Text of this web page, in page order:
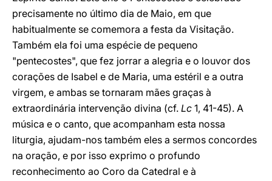
precisamente no último dia de Maio, em que
habitualmente se comemora a festa da Visitação.
Também ela foi uma espécie de pequeno
"pentecostes", que fez jorrar a alegria e o louvor dos
corações de Isabel e de Maria, uma estéril e a outra
virgem, e ambas se tornaram mães graças à
extraordinária intervenção divina (cf. Lc 1, 41-45). A
música e o canto, que acompanham esta nossa
liturgia, ajudam-nos também eles a sermos concordes
na oração, e por isso exprimo o profundo
reconhecimento ao Coro da Catedral e à